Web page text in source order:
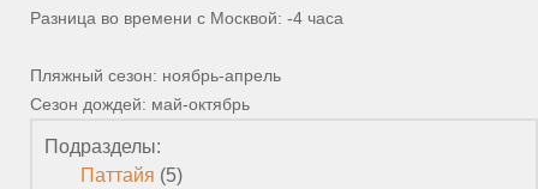
Разница во времени с Москвой: -4 часа
Пляжный сезон: ноябрь-апрель
Сезон дождей: май-октябрь
Подразделы:
Паттайя (5)